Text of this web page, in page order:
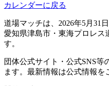
カレンダーに戻る
道場マッチは、2026年5月31
愛知県津島市・東海プロレス
す。
団体公式サイト・公式SNS等
ます。最新情報は公式情報を